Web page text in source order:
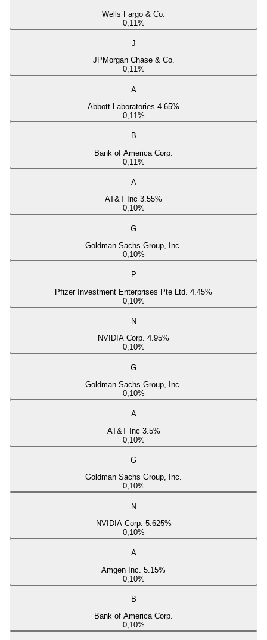
Wells Fargo & Co.
0,11 %
J
JPMorgan Chase & Co.
0,11%
A
Abbott Laboratories 4.65%
0,11%
B
Bank of America Corp.
0,11%
A
AT&T Inc 3.55%
0,10%
G
Goldman Sachs Group, Inc.
0,10%
P
Pfizer Investment Enterprises Pte Ltd. 4.45%
0,10%
N
NVIDIA Corp. 4.95%
0,10%
G
Goldman Sachs Group, Inc.
0,10%
A
AT&T Inc 3.5%
0,10%
G
Goldman Sachs Group, Inc.
0,10%
N
NVIDIA Corp. 5.625%
0,10%
A
Amgen Inc. 5.15%
0,10%
B
Bank of America Corp.
0,10%